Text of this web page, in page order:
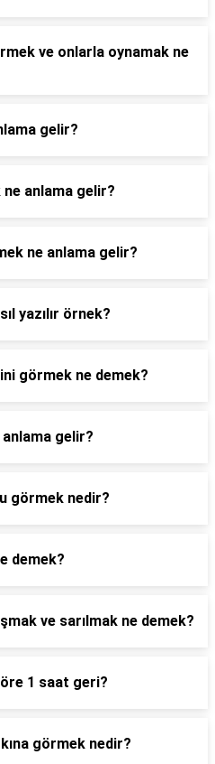
ve onlarla oynamak ne
gelir?
ne anlama gelir?
ne anlama gelir?
yazılır örnek?
görmek ne demek?
gelir?
görmek nedir?
demek?
ve sarılmak ne demek?
1 saat geri?
görmek nedir?